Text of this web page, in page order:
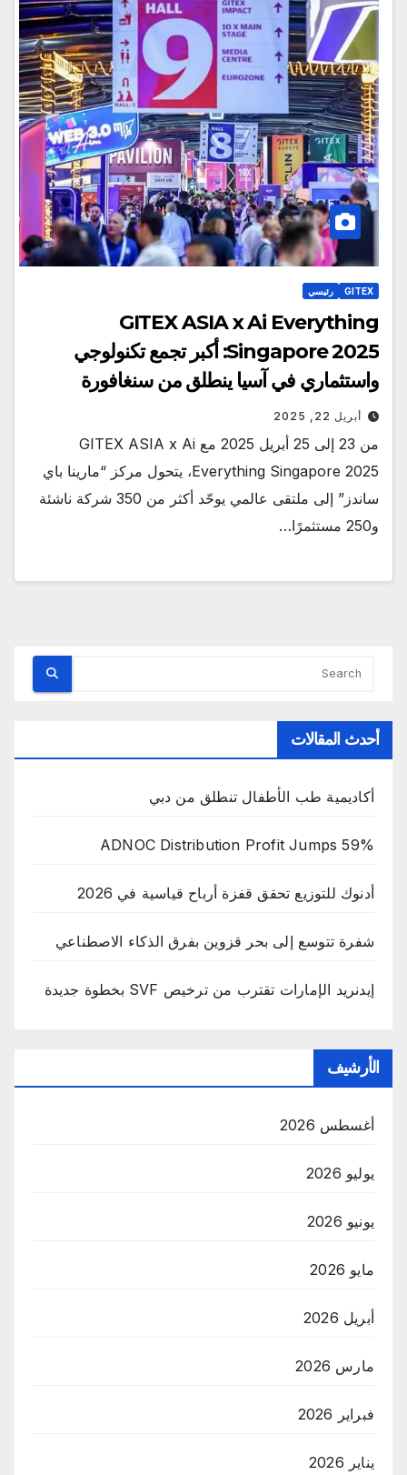
GITEX رئيسي
GITEX ASIA x Ai Everything
Singapore 2025: أكبر تجمع تكنولوجي
واستثماري في آسيا ينطلق من سنغافورة
أبريل 22, 2025
من 23 إلى 25 أبريل 2025 مع GITEX ASIA x Ai
Everything Singapore 2025، يتحول مركز “مارينا باي
ساندز” إلى ملتقى عالمي يوحّد أكثر من 350 شركة ناشئة
و250 مستثمرًا…
أحدث المقالات
أكاديمية طب الأطفال تنطلق من دبي
ADNOC Distribution Profit Jumps 59%
أدنوك للتوزيع تحقق قفزة أرباح قياسية في 2026
شفرة تتوسع إلى بحر قزوين بفرق الذكاء الاصطناعي
إيدنريد الإمارات تقترب من ترخيص SVF بخطوة جديدة
الأرشيف
أغسطس 2026
يوليو 2026
يونيو 2026
مايو 2026
أبريل 2026
مارس 2026
فبراير 2026
يناير 2026